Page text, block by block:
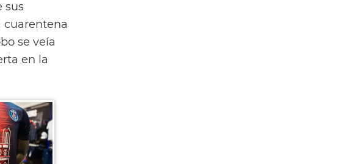
sus
cuarentena
se veía
en la